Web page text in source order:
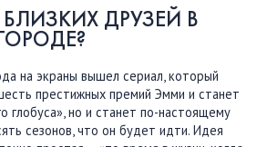
ДРУЗЕЙ В
на экраны вышел сериал, который
престижных премий Эмми и станет
глобуса», но и станет по-настоящему
сезонов, что он будет идти. Идея